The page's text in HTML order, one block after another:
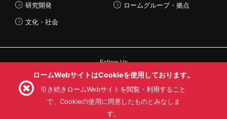
研究開発
文化・社会
ロームグループ・拠点
Follow Us
利用目的
ロームWebサイトはCookieを使用しております。
引き続きロームWebサイトを閲覧・利用すること
で、Cookieの使用に同意したものとみなしま
す。